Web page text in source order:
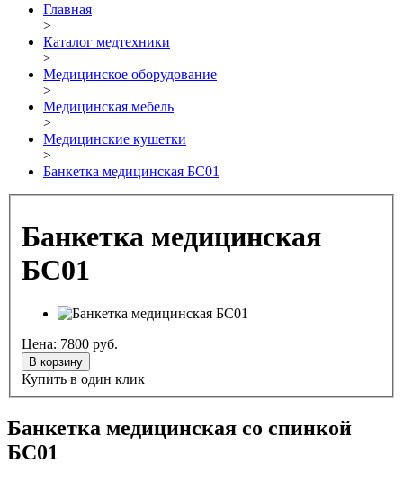
Главная
>
Каталог медтехники
>
Медицинское оборудование
>
Медицинская мебель
>
Медицинские кушетки
>
Банкетка медицинская БС01
Банкетка медицинская
БС01
Цена: 7800 руб.
В корзину
Купить в один клик
Банкетка медицинская со спинкой
БС01